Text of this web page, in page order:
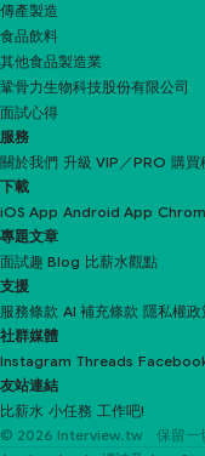
傳產製造
食品飲料
其他食品製造業
鞏骨力生物科技股份有限公司
面試心得
服務
關於我們 升級 VIP／PRO 購買
下載
iOS App Android App
專題文章
面試趣 Blog 比薪水觀點
支援
服務條款 AI 補充條款 隱私權政
社群媒體
Instagram Threads
友站連結
比薪水 小任務 工作吧!
© 2026 Interview.tw 保留一